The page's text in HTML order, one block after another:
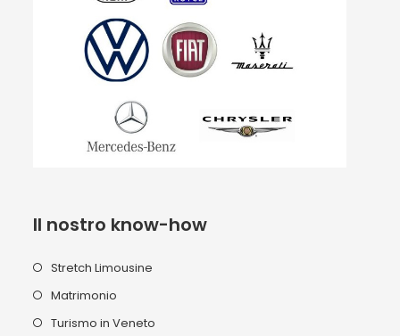
Il nostro know-how
Stretch Limousine
Matrimonio
Turismo in Veneto